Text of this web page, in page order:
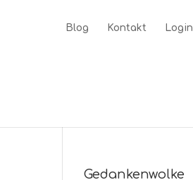
Blog Kontakt Login
Gedankenwolke